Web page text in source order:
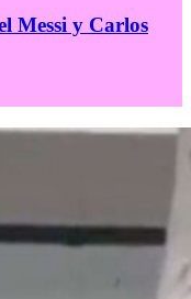
Messi y Carlos